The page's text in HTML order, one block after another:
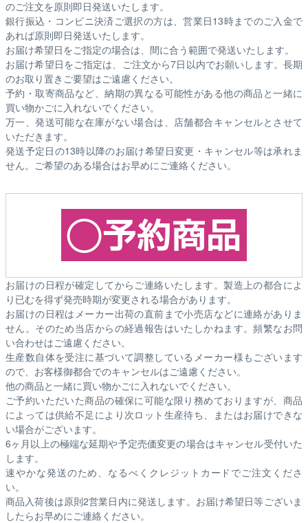
のご注文を原則即日発送いたします。
銀行振込・コンビニ決済ご選択の方は、営業日13時までのご入金で
あれば原則即日発送いたします。
お届け希望日をご指定の場合は、間に合う範囲で発送いたします。
お届け希望日をご指定は、ご注文から7日以内でお願いします。長期
のお取り置きご要望はご遠慮ください。
予約・取寄商品など、納期の異なる可能性がある他の商品と一緒に
買い物かごに入れないでください。
万一、発送可能な在庫がない場合は、店舗都合キャンセルとさせて
いただきます。
発送予定日の13時以降のお届け希望日変更・キャンセル等は承れま
せん。ご希望のある場合はお早めにご連絡ください。
お届けの日程が確定してからご連絡いたします。製造上の都合によ
り已むを得ず発売時期が変更される場合があります。
お届けの日程はメーカー出荷の直前まで小売店などに連絡がありま
せん。そのため当店からの経過報告はいたしかねます。頻繁なお問
い合わせはご遠慮ください。
生産数自体を受注に基づいて調整しているメーカー様もございます
ので、お客様御都合でのキャンセルはご遠慮ください。
他の商品と一緒に買い物かごに入れないでください。
ご予約いただいた商品の確保に可能な限り務めておりますが、商品
によっては供給不足により次ロット生産待ち、またはお届けできな
い場合がございます。
6ヶ月以上の極端な延期や予定売価変更の場合はキャンセル受付いた
します。
速やかな発送のため、なるべくクレジットカードでご注文くださ
い。
商品入荷後は原則2営業日内に発送します。お届け希望日等ございま
したらお早めにご連絡ください。